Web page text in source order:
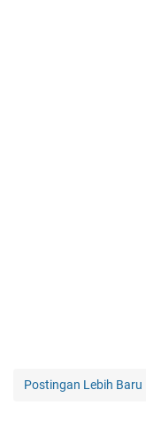
Postingan Lebih Baru